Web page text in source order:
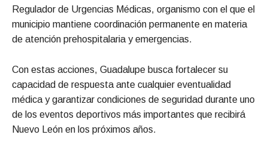
Regulador de Urgencias Médicas, organismo con el que el
municipio mantiene coordinación permanente en materia
de atención prehospitalaria y emergencias.
Con estas acciones, Guadalupe busca fortalecer su
capacidad de respuesta ante cualquier eventualidad
médica y garantizar condiciones de seguridad durante uno
de los eventos deportivos más importantes que recibirá
Nuevo León en los próximos años.